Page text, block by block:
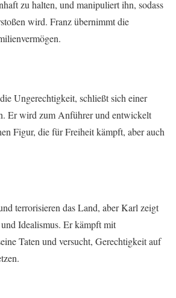
zu halten, und manipuliert ihn, sodass
wird. Franz übernimmt die
Ungerechtigkeit, schließt sich einer
Er wird zum Anführer und entwickelt
Figur, die für Freiheit kämpft, aber auch
terrorisieren das Land, aber Karl zeigt
Idealismus. Er kämpft mit
Taten und versucht, Gerechtigkeit auf